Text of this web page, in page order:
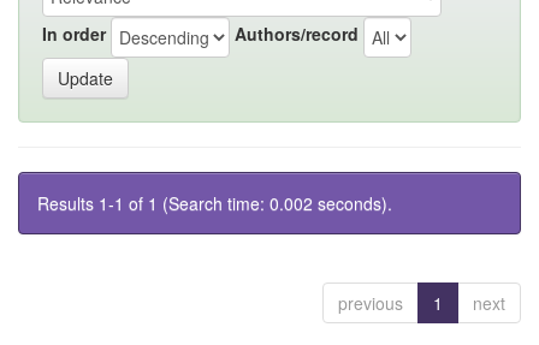
In order Authors/record
Results 1-1 of 1 (Search time: 0.002 seconds).
previous 1 next